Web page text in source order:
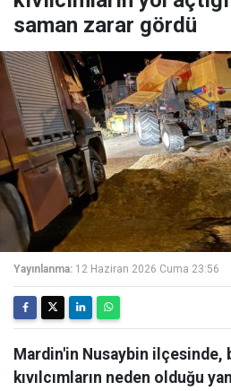
saman zarar gördü
Yayınlanma: 12 Haziran 2026 Cuma 23:56
Mardin'in Nusaybin ilçesinde,
kıvılcımların neden olduğu